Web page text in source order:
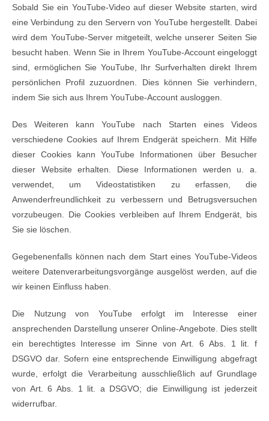
Sobald Sie ein YouTube-Video auf dieser Website starten, wird
eine Verbindung zu den Servern von YouTube hergestellt. Dabei
wird dem YouTube-Server mitgeteilt, welche unserer Seiten Sie
besucht haben. Wenn Sie in Ihrem YouTube-Account eingeloggt
sind, ermöglichen Sie YouTube, Ihr Surfverhalten direkt Ihrem
persönlichen Profil zuzuordnen. Dies können Sie verhindern,
indem Sie sich aus Ihrem YouTube-Account ausloggen.
Des Weiteren kann YouTube nach Starten eines Videos
verschiedene Cookies auf Ihrem Endgerät speichern. Mit Hilfe
dieser Cookies kann YouTube Informationen über Besucher
dieser Website erhalten. Diese Informationen werden u. a.
verwendet, um Videostatistiken zu erfassen, die
Anwenderfreundlichkeit zu verbessern und Betrugsversuchen
vorzubeugen. Die Cookies verbleiben auf Ihrem Endgerät, bis
Sie sie löschen.
Gegebenenfalls können nach dem Start eines YouTube-Videos
weitere Datenverarbeitungsvorgänge ausgelöst werden, auf die
wir keinen Einfluss haben.
Die Nutzung von YouTube erfolgt im Interesse einer
ansprechenden Darstellung unserer Online-Angebote. Dies stellt
ein berechtigtes Interesse im Sinne von Art. 6 Abs. 1 lit. f
DSGVO dar. Sofern eine entsprechende Einwilligung abgefragt
wurde, erfolgt die Verarbeitung ausschließlich auf Grundlage
von Art. 6 Abs. 1 lit. a DSGVO; die Einwilligung ist jederzeit
widerrufbar.